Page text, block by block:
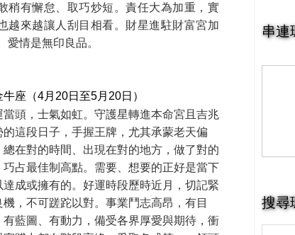
稍有懈怠、取巧炒短。責任大為加重，實
越來越讓人刮目相看。財星進駐財富宮加
愛情是無印良品。
牛座（4月20日至5月20日）
當頭，士氣如虹。守護星轉進本命宮且吉兆
的這段日子，手握王牌，尤其承蒙老天偏
總在對的時間、出現在對的地方，做了對的
巧占最佳制高點。需要、想要的正好是當下
達成或擁有的。好運時段歷時近月，切記緊
機，不可蹉跎以對。事業鬥志高昂，有目
有藍圖、有動力，備受各界厚愛與期待，衝
串連
搜尋